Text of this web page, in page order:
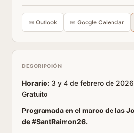
📅 Outlook 📅 Google Calendar
DESCRIPCIÓN
Horario: 3 y 4 de febrero de 2026
Gratuito
Programada en el marco de las
de #SantRaimon26.